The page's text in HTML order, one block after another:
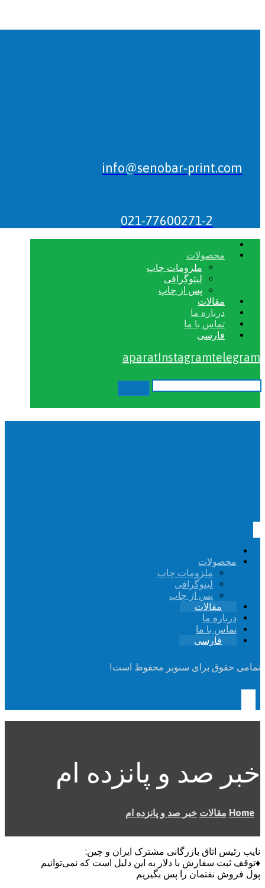
info@senobar-print.com
021-77600271-2
محصولات
ملزومات چاپ
لیتوگرافی
پس از چاپ
مقالات
درباره ما
تماس با ما
فارسی
aparatInstagramtelegram
محصولات
ملزومات چاپ
لیتوگرافی
پس از چاپ
مقالات
درباره ما
تماس با ما
فارسی
تمامی حقوق برای سنوبر محفوظ است!
خبر صد و پانزده ام
Home مقالات خبر صد و پانزده ام
نایب رئیس اتاق بازرگانی مشترک ایران و چین:
♦️توقف ثبت سفارش با دلار به این دلیل است که نمی‌توانیم
پول فروش نفتمان را پس بگیریم